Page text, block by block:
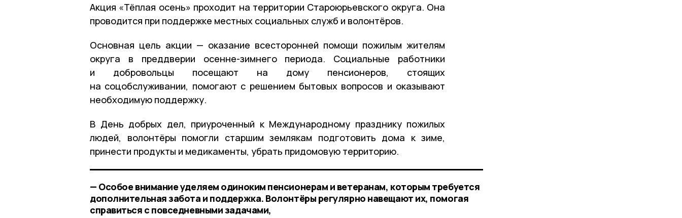
Акция «Тёплая осень» проходит на территории Староюрьевского округа. Она
проводится при поддержке местных социальных служб и волонтёров.
Основная цель акции — оказание всесторонней помощи пожилым жителям
округа в преддверии осенне-зимнего периода. Социальные работники
и добровольцы посещают на дому пенсионеров, стоящих
на соцобслуживании, помогают с решением бытовых вопросов и оказывают
необходимую поддержку.
В День добрых дел, приуроченный к Международному празднику пожилых
людей, волонтёры помогли старшим землякам подготовить дома к зиме,
принести продукты и медикаменты, убрать придомовую территорию.
— Особое внимание уделяем одиноким пенсионерам и ветеранам, которым требуется
дополнительная забота и поддержка. Волонтёры регулярно навещают их, помогая
справиться с повседневными задачами,